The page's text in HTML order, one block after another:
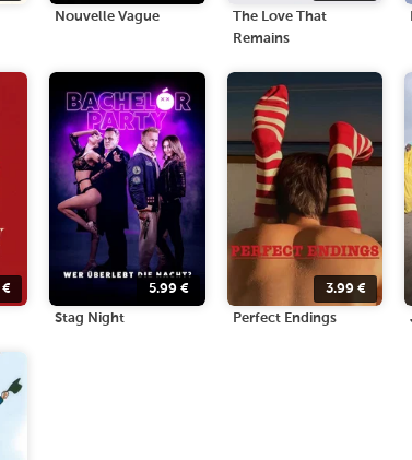
Nouvelle Vague
The Love That
Remains
€ 5.99€
Stag Night
3.99 €
Perfect Endings